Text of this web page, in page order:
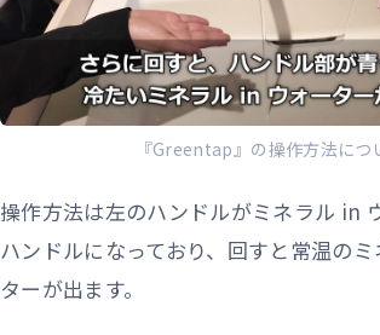
『Greentap』の操作方法につ
操作方法は左のハンドルがミネラル in
ハンドルになっており、回すと常温の
ターが出ます。